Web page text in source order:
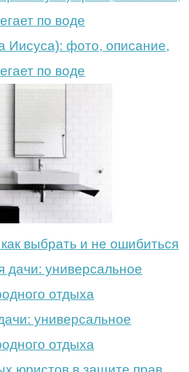
Иисуса): фото, описание,
по воде
выбрать и не ошибиться
универсальное
отдыха